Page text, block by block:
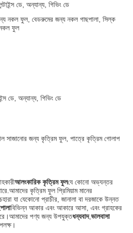
ডে, অন্যান্য, গিভিং ডে
নকল ফুল, বেডরুমের জন্য নকল গাছপালা, সিল্ক
নকল ফুল
ডে, অন্যান্য, গিভিং ডে
সাজানোর জন্য কৃত্রিম ফুল, পাত্রে কৃত্রিম গোলাপ
আলংকারিক কৃত্রিম ফুলযে কোনো অভ্যন্তর
কৃত্রিম ফুল প্রিমিয়াম মানের
যা যেকোনো প্রাচীর, জানালা বা দরজাকে উন্নত
বিভিন্ন আকার এবং আকারে আসা, এবং গ্রাহকের
পণ্য জন্য উপযুক্তধন্যবাদ,ভালবাসা